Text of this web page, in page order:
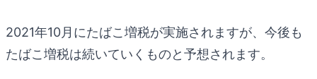
2021年10月にたばこ増税が実施されますが、今後も
たばこ増税は続いていくものと予想されます。